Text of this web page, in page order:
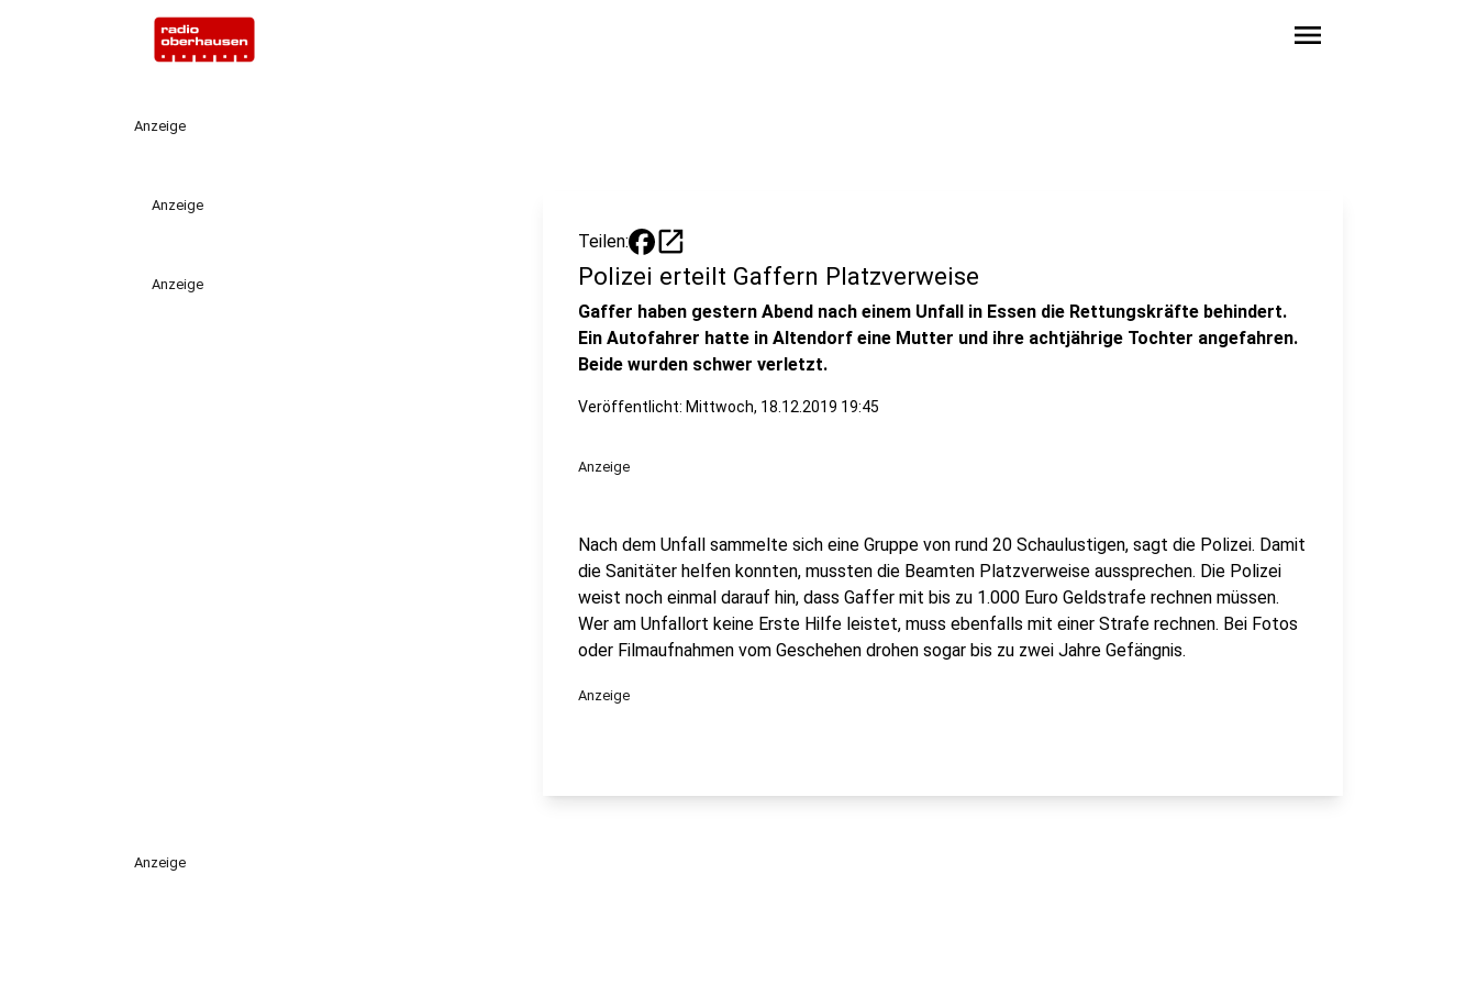
menu
Anzeige
Anzeige
Anzeige
Teilen: open_in_new
Polizei erteilt Gaffern Platzverweise
Gaffer haben gestern Abend nach einem Unfall in Essen die Rettungskräfte behindert.
Ein Autofahrer hatte in Altendorf eine Mutter und ihre achtjährige Tochter angefahren.
Beide wurden schwer verletzt.
Veröffentlicht: Mittwoch, 18.12.2019 19:45
Anzeige
Nach dem Unfall sammelte sich eine Gruppe von rund 20 Schaulustigen, sagt die Polizei. Damit
die Sanitäter helfen konnten, mussten die Beamten Platzverweise aussprechen. Die Polizei
weist noch einmal darauf hin, dass Gaffer mit bis zu 1.000 Euro Geldstrafe rechnen müssen.
Wer am Unfallort keine Erste Hilfe leistet, muss ebenfalls mit einer Strafe rechnen. Bei Fotos
oder Filmaufnahmen vom Geschehen drohen sogar bis zu zwei Jahre Gefängnis.
Anzeige
Anzeige